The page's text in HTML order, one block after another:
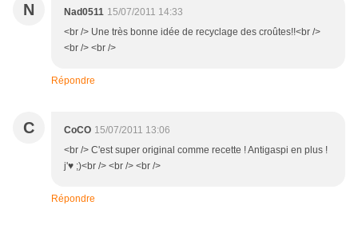
N Nad0511 15/07/2011 14:33
<br /> Une très bonne idée de recyclage des croûtes!!<br />
<br /> <br />
Répondre
C CoCO 15/07/2011 13:06
<br /> C'est super original comme recette ! Antigaspi en plus !
j'♥ ;)<br /> <br /> <br />
Répondre